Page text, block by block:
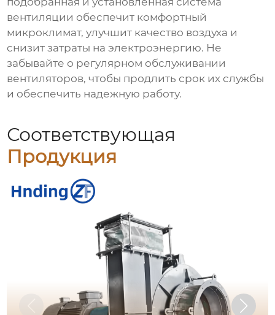
вентиляции обеспечит комфортный
микроклимат, улучшит качество воздуха и
снизит затраты на электроэнергию. Не
забывайте о регулярном обслуживании
вентиляторов, чтобы продлить срок их службы
и обеспечить надежную работу.
Соответствующая
Продукция